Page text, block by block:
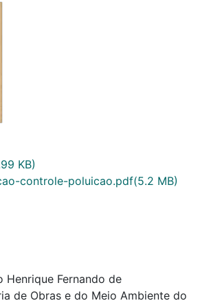
KB)
controle-poluicao.pdf(5.2 MB)
Henrique Fernando de
de Obras e do Meio Ambiente do